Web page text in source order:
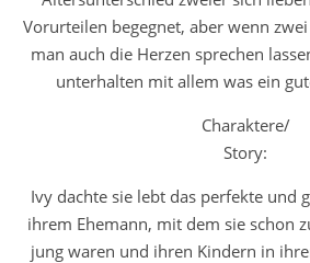
Vorurteilen begegnet, aber wenn
man auch die Herzen sprechen
unterhalten mit allem was ein
Charaktere/
Story:
Ivy dachte sie lebt das perfekte und
ihrem Ehemann, mit dem sie schon
jung waren und ihren Kindern in